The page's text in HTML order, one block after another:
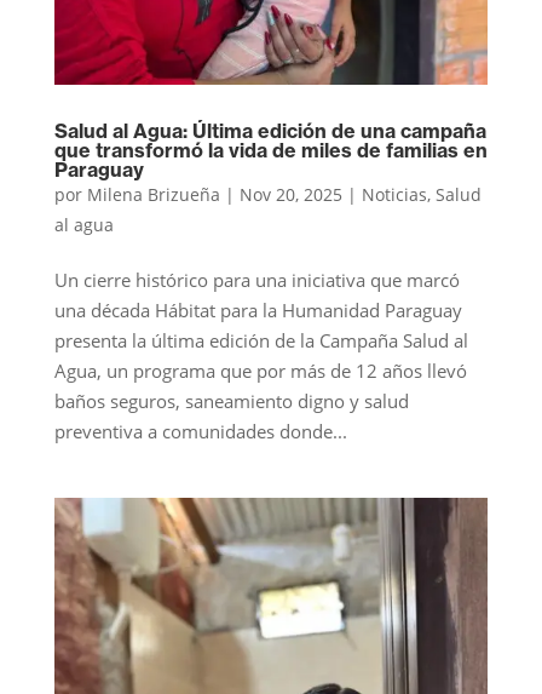
Salud al Agua: Última edición de una campaña
que transformó la vida de miles de familias en
Paraguay
por Milena Brizueña | Nov 20, 2025 | Noticias, Salud
al agua
Un cierre histórico para una iniciativa que marcó
una década Hábitat para la Humanidad Paraguay
presenta la última edición de la Campaña Salud al
Agua, un programa que por más de 12 años llevó
baños seguros, saneamiento digno y salud
preventiva a comunidades donde...